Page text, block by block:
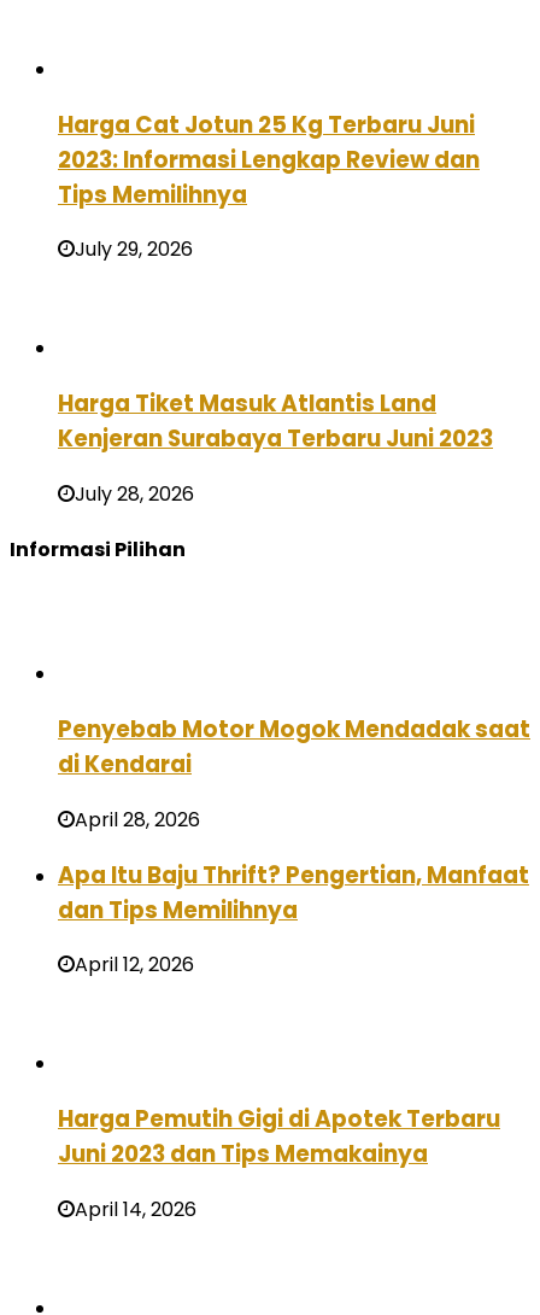
Harga Cat Jotun 25 Kg Terbaru Juni
2023: Informasi Lengkap Review dan
Tips Memilihnya
July 29, 2026
Harga Tiket Masuk Atlantis Land
Kenjeran Surabaya Terbaru Juni 2023
July 28, 2026
Informasi Pilihan
Penyebab Motor Mogok Mendadak saat
di Kendarai
April 28, 2026
Apa Itu Baju Thrift? Pengertian, Manfaat
dan Tips Memilihnya
April 12, 2026
Harga Pemutih Gigi di Apotek Terbaru
Juni 2023 dan Tips Memakainya
April 14, 2026